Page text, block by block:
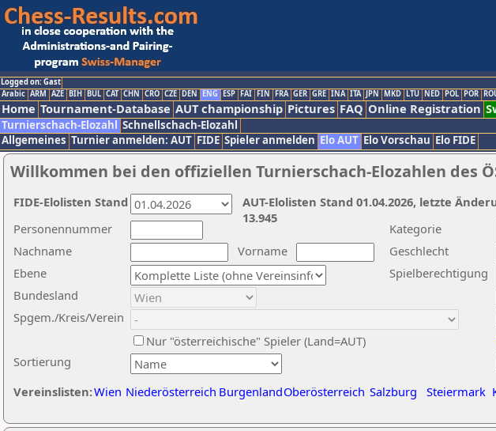
Logged on: Gast
Arabic ARM AZE BIH BUL CAT CHN CRO CZE DEN ENG ESP FAI FIN FRA GER GRE INA ITA JPN MKD LTU NED POL POR
Home Tournament-Database AUT championship Pictures FAQ Online Registration
Turnierschach-Elozahl Schnellschach-Elozahl
Allgemeines Turnier anmelden: AUT FIDE Spieler anmelden Elo AUT Elo Vorschau Elo FIDE
Willkommen bei den offiziellen Turnierschach-Elozahlen des
Nachname
Vorname
Ebene
Kategorie
Sortierung
Personennummer
Bundesland
Spgem./Kreis/Verein
Geschlecht
Nur "österreichische" Spieler (Land=AUT)
Spielberechtigung
Vereinslisten:Wien Niederösterreich BurgenlandOberösterreich Salzburg Steiermark
AUT-Elolisten Stand 01.04.2026, letzte
13.945
FIDE-Elolisten Stand